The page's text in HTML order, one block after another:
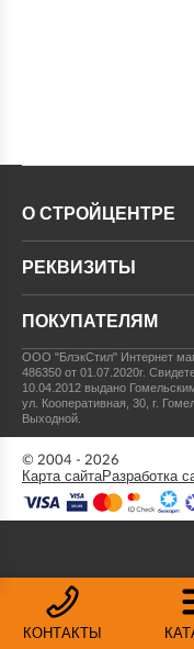
КОНТАКТЫ
О СТРОЙЦЕНТРЕ
РЕКВИЗИТЫ
ПОКУПАТЕЛЯМ
ООО "БлэкСтил" Интернет
486350 от 01.07.2020г.
10.04.2012 выдано
ул. Кооперативная, 30, г.
Выходной.
© 2004 - 2026
Карта сайтаРазработка